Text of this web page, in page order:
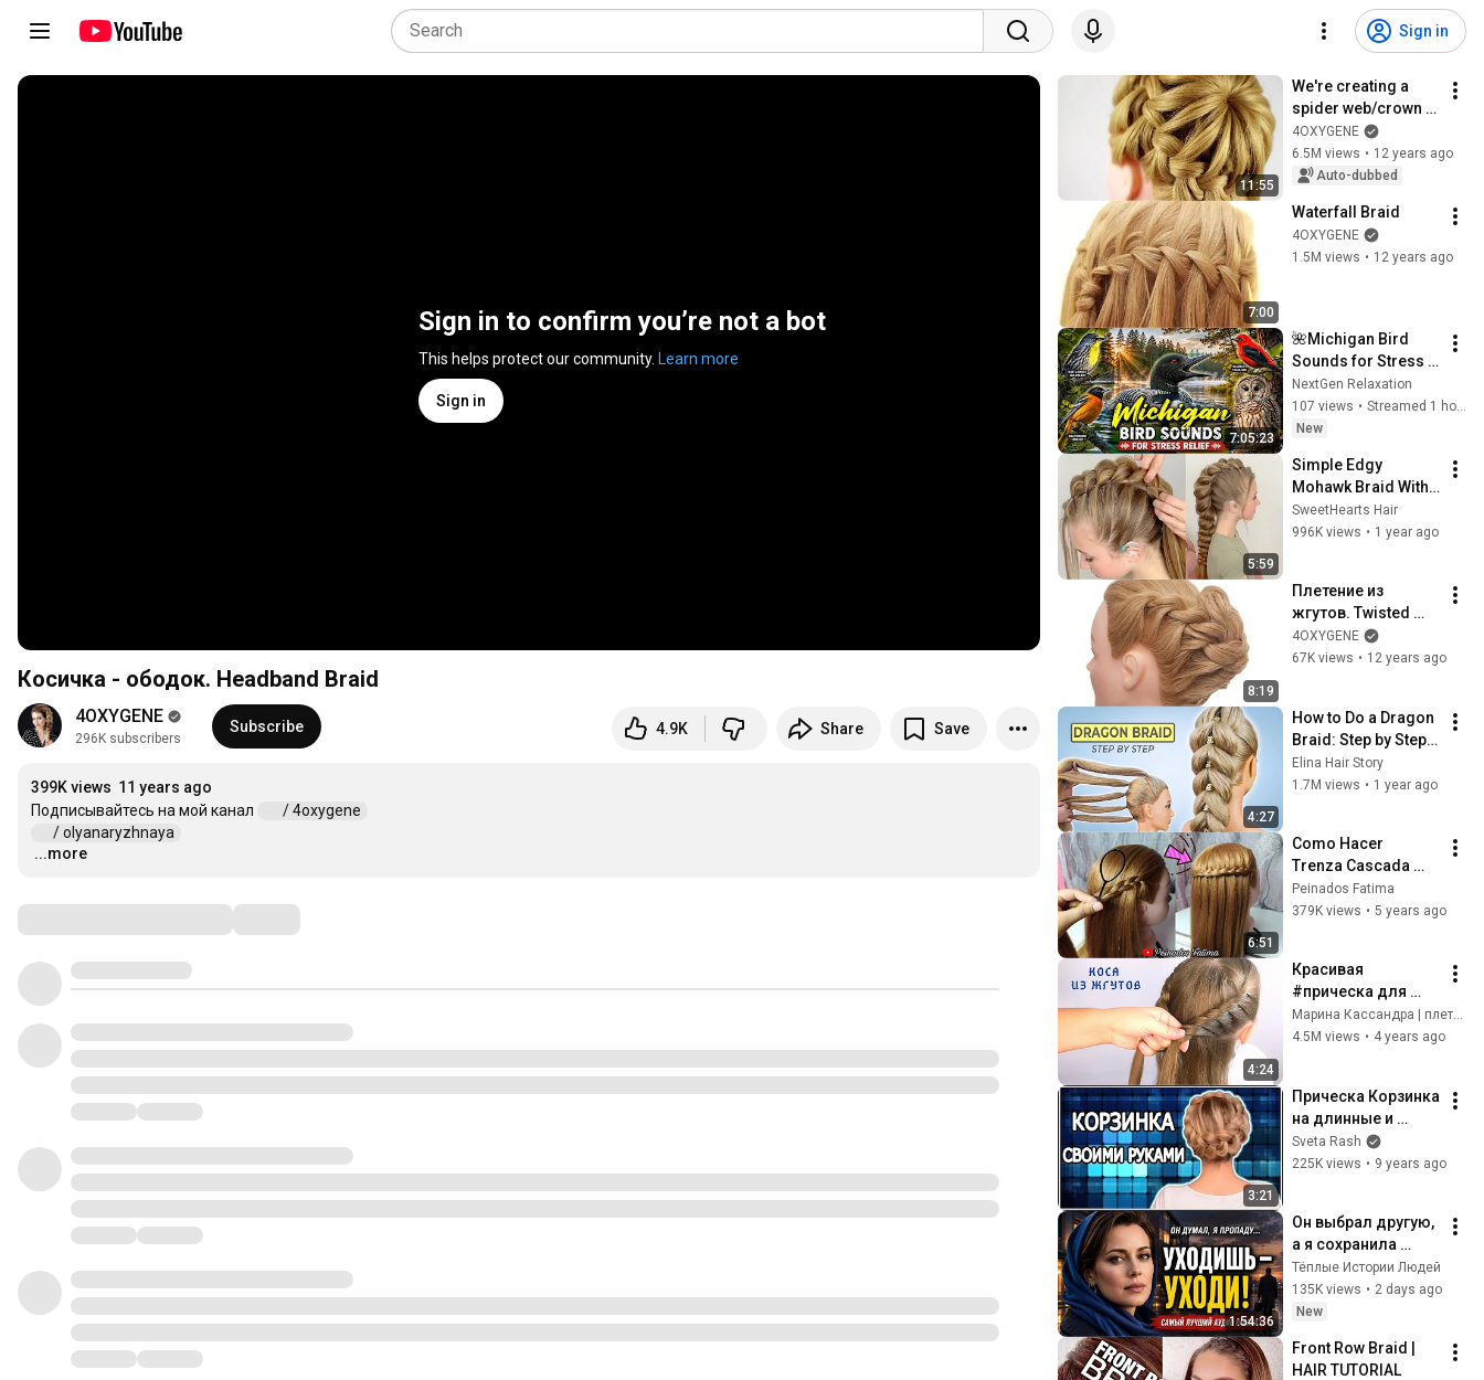
Sign in
Sign in to confirm you’re not a bot
This helps protect our community. Learn more
Sign in
Косичка - ободок. Headband Braid
4OXYGENE
296K subscribers
Subscribe 4.9K Share Save
399K views 11 years ago
Подписывайтесь на мой канал
/ 4oxygene
/ olyanaryzhnaya
…
...more
11:55
We're creating a
spider web/crown
hairstyle. Crown
Braid
4OXYGENE
6.5M views • 12 years ago
Auto-dubbed
7:00
Waterfall Braid
4OXYGENE
1.5M views • 12 years ago
7:05:23
🌺Michigan Bird
Sounds for Stress
Relief | Amazing
Forest Birds
Singing Naturally 🦜!
NextGen Relaxation
107 views •
Streamed 1 hour ago
New
5:59
Simple Edgy
Mohawk Braid With
Just Elastics!
SweetHearts Hair
996K views • 1 year ago
8:19
Плетение из
жгутов. Twisted
braiding
4OXYGENE
67K views • 12 years ago
4:27
How to Do a Dragon
Braid: Step by Step
Tutorial for
Beginners
Elina Hair Story
1.7M views • 1 year ago
6:51
Como Hacer
Trenza Cascada
Súper Fácil y Bonita
| 😍
Peinados Fatima
379K views • 5 years ago
4:24
Красивая
#прическа для
школы / жгуты /
#прически на
Марина Кассандра | плетение кос
4.5M views • 4 years ago
3:21
Прическа Корзинка
на длинные и
средние волосы.
Коса вокруг
Sveta Rash
225K views • 9 years ago
1:54:36
Он выбрал другую,
а я сохранила
гордость и
отпустила его
Тёплые Истории Людей
135K views • 2 days ago
New
Front Row Braid |
HAIR TUTORIAL